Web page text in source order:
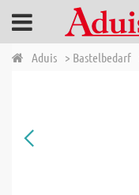
Aduis > Bastelbedarf